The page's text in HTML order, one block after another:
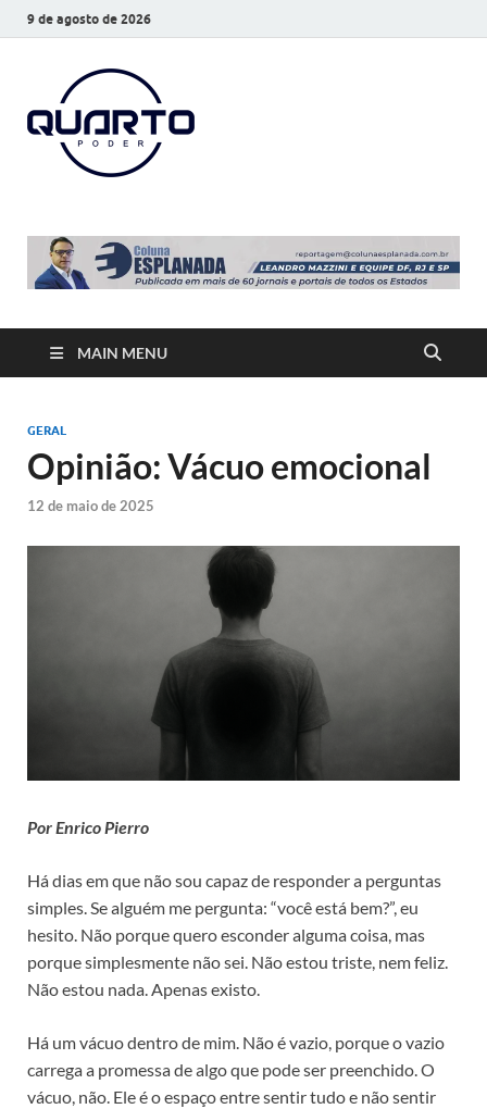
9 de agosto de 2026
MAIN MENU
GERAL
Opinião: Vácuo emocional
12 de maio de 2025
Por Enrico Pierro
Há dias em que não sou capaz de responder a perguntas
simples. Se alguém me pergunta: “você está bem?”, eu
hesito. Não porque quero esconder alguma coisa, mas
porque simplesmente não sei. Não estou triste, nem feliz.
Não estou nada. Apenas existo.
Há um vácuo dentro de mim. Não é vazio, porque o vazio
carrega a promessa de algo que pode ser preenchido. O
vácuo, não. Ele é o espaço entre sentir tudo e não sentir